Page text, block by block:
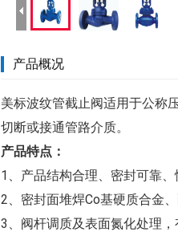
产品概况
美标波纹管截止阀适用于公称
切断或接通管路介质。
产品特点：
1、产品结构合理、密封可靠、
2、密封面堆焊Co基硬质合金
3、阀杆调质及表面氮化处理